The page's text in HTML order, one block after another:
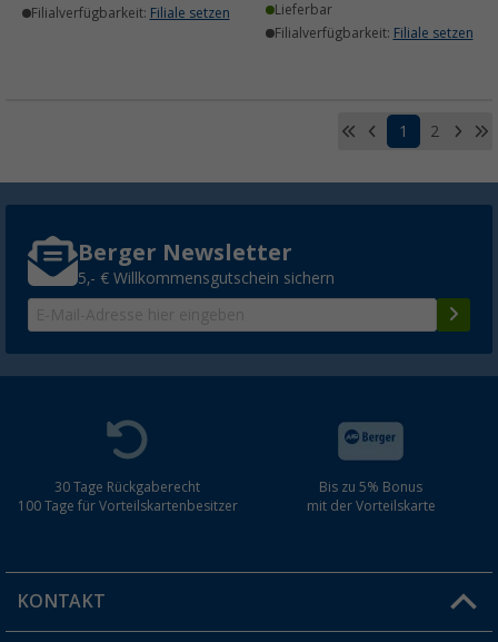
Filialverfügbarkeit: Filiale setzen
Lieferbar
Filialverfügbarkeit: Filiale setzen
1 2
Berger Newsletter
5,- € Willkommensgutschein sichern
30 Tage Rückgaberecht
100 Tage für Vorteilskartenbesitzer
Bis zu 5% Bonus
mit der Vorteilskarte
KONTAKT